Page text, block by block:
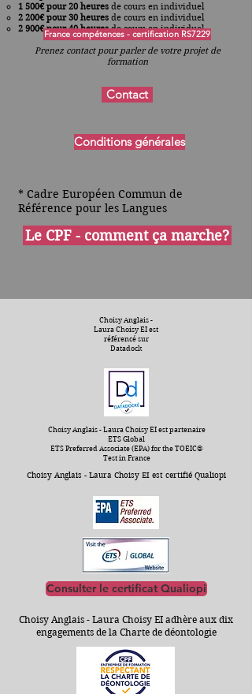
1 500€ pour 20 heures de cours en individuel
2 200€ pour 30 heures de cours en individuel
2 900€ pour 40 heuresde cours enindividuel
Prenez contact pour parler de votre projet de
formation
France compétences - certification RS7229
Contact
Conditions générales
* Cadre Européen Commun de
Référence pour les Langues
Le CPF - comment ça marche?
Choisy Anglais -
Laura Choisy EI est
référencé sur
Datadock
Choisy Anglais - Laura Choisy EI est partenaire
ETS Global
ETS Preferred Associate (EPA) for the TOEIC®
Test in France
Choisy Anglais - Laura Choisy EI est certifié Qualiopi
Consulter le certificat Qualiopi
Choisy Anglais - Laura Choisy EI adhère aux dix
engagements de la Charte de déontologie